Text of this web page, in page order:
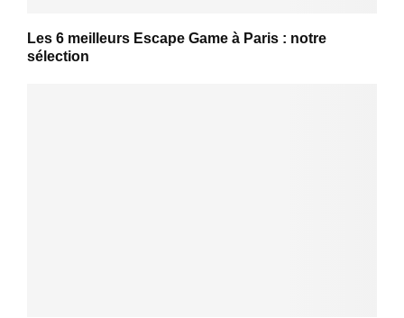
Les 6 meilleurs Escape Game à Paris : notre
sélection